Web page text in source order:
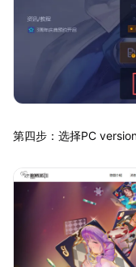
第四步：选择PC